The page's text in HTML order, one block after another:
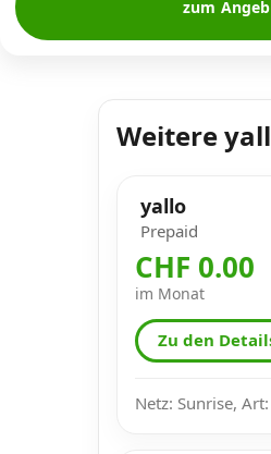
zum
Weitere
yallo
Prepaid
CHF 0.00
im Monat
Zu den
Netz: Sunrise,